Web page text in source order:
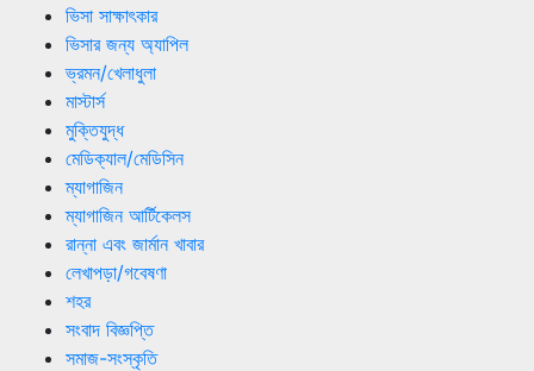
ভিসা সাক্ষাৎকার
ভিসার জন্য অ্যাপিল
ভ্রমন/খেলাধুলা
মাস্টার্স
মুক্তিযুদ্ধ
মেডিক্যাল/মেডিসিন
ম্যাগাজিন
ম্যাগাজিন আর্টিকেলস
রান্না এবং জার্মান খাবার
লেখাপড়া/গবেষণা
শহর
সংবাদ বিজ্ঞপ্তি
সমাজ-সংস্কৃতি